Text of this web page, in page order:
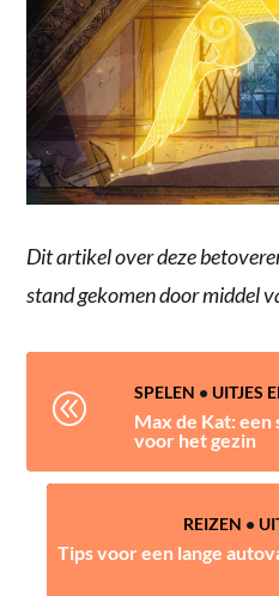
Dit artikel over deze
stand gekomen door middel
@ SPELEN •UITJES
Max de Kat:
voor het gezin
REIZEN •
Tips voor een lange